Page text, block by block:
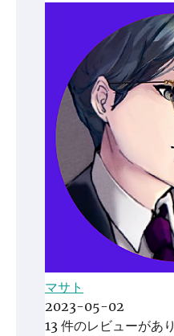
マサト
2023-05-02
13 件のレビューがあ